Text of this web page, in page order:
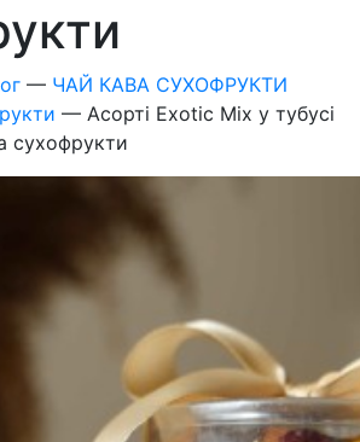
— ЧАЙ КАВА СУХОФРУКТИ
— Асорті Exotic Mix у тубусі
сухофрукти